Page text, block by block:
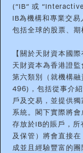
(“IB” 或
IB為機構和專業交
包括全球的股票、期
【關於天財資本國
天財資本為香港證
第六類別（就機構
496)，包括從事介
戶及交易，並提供
系統。閣下實際將
存放於IB的賬戶，
及保管）將會直接
成並且經驗豐富的